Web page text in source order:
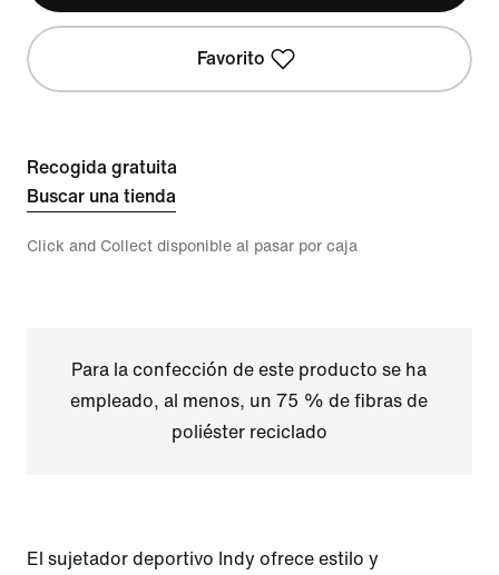
Favorito
Recogida gratuita
Buscar una tienda
Click and Collect disponible al pasar por caja
Para la confección de este producto se ha
empleado, al menos, un 75 % de fibras de
poliéster reciclado
El sujetador deportivo Indy ofrece estilo y